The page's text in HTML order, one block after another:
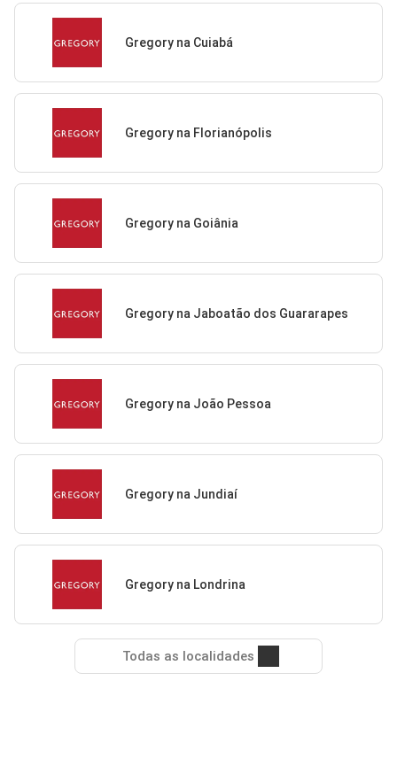
Gregory na Cuiabá
Gregory na Florianópolis
Gregory na Goiânia
Gregory na Jaboatão dos Guararapes
Gregory na João Pessoa
Gregory na Jundiaí
Gregory na Londrina
Todas as localidades